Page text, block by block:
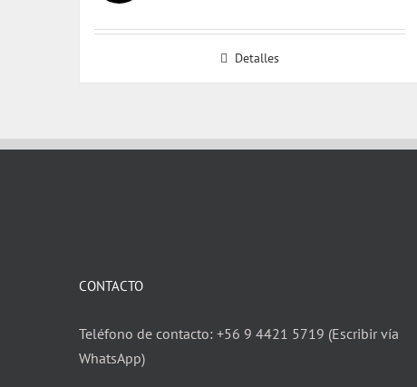
original actual
Detalles
CONTACTO
Teléfono de contacto: +56 9 4421 5719 (Escribir vía
WhatsApp)